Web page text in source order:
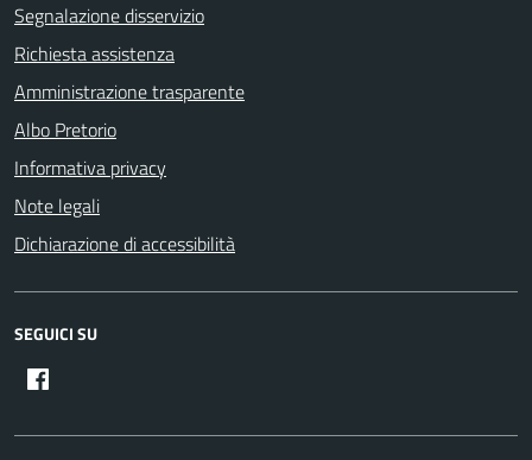
Segnalazione disservizio
Richiesta assistenza
Amministrazione trasparente
Albo Pretorio
Informativa privacy
Note legali
Dichiarazione di accessibilità
SEGUICI SU